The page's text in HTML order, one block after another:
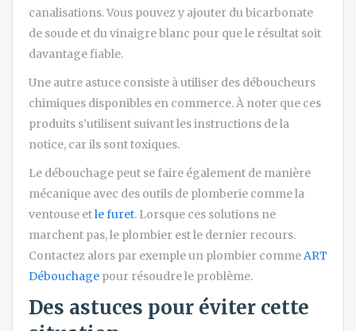
canalisations. Vous pouvez y ajouter du bicarbonate
de soude et du vinaigre blanc pour que le résultat soit
davantage fiable.
Une autre astuce consiste à utiliser des déboucheurs
chimiques disponibles en commerce. À noter que ces
produits s’utilisent suivant les instructions de la
notice, car ils sont toxiques.
Le débouchage peut se faire également de manière
mécanique avec des outils de plomberie comme la
ventouse etle furet. Lorsque ces solutions ne
marchent pas, le plombier est le dernier recours.
Contactez alors par exemple un plombier commeART
Débouchage pour résoudre le problème.
Des astuces pour éviter cette